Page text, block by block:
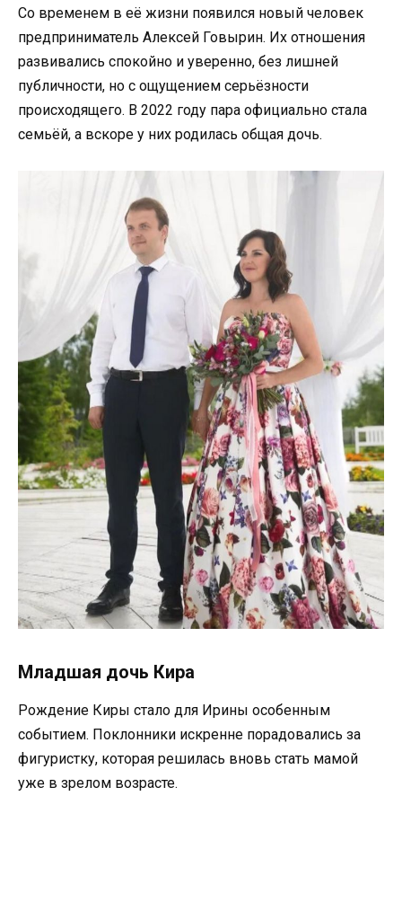
Со временем в её жизни появился новый человек
предприниматель Алексей Говырин. Их отношения
развивались спокойно и уверенно, без лишней
публичности, но с ощущением серьёзности
происходящего. В 2022 году пара официально стала
семьёй, а вскоре у них родилась общая дочь.
Младшая дочь Кира
Рождение Киры стало для Ирины особенным
событием. Поклонники искренне порадовались за
фигуристку, которая решилась вновь стать мамой
уже в зрелом возрасте.